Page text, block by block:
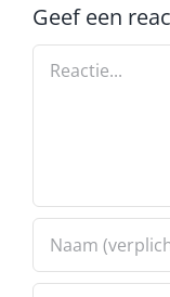
Geef een
Reactie